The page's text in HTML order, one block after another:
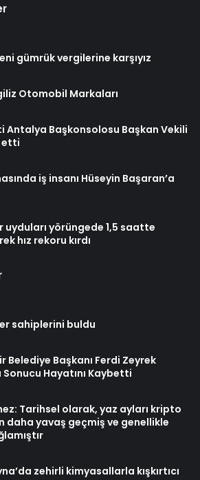
gümrük vergilerine karşıyız
Otomobil Markaları
Antalya Başkonsolosu Başkan Vekili
etti
iş insanı Hüseyin Başaran’a
uyduları yörüngede 1,5 saatte
hız rekoru kırdı
sahiplerini buldu
Belediye Başkanı Ferdi Zeyrek
Hayatını Kaybetti
Tarihsel olarak, yaz ayları kripto
daha yavaş geçmiş ve genellikle
zehirli kimyasallarla kışkırtıcı